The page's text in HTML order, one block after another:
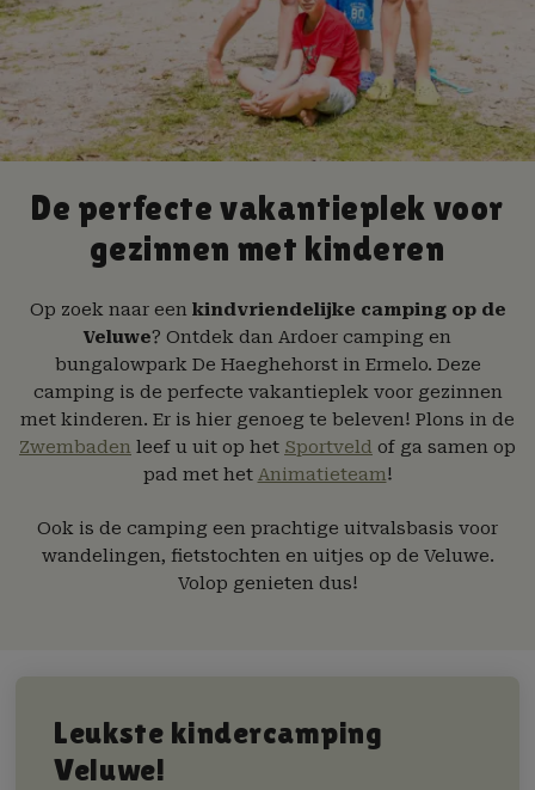
De perfecte vakantieplek voor
gezinnen met kinderen
Op zoek naar een kindvriendelijke camping op de
Veluwe? Ontdek dan Ardoer camping en
bungalowpark De Haeghehorst in Ermelo. Deze
camping is de perfecte vakantieplek voor gezinnen
met kinderen. Er is hier genoeg te beleven! Plons in de
Zwembaden leef u uit op het Sportveld of ga samen op
pad met het Animatieteam!
Ook is de camping een prachtige uitvalsbasis voor
wandelingen, fietstochten en uitjes op de Veluwe.
Volop genieten dus!
Leukste kindercamping
Veluwe!